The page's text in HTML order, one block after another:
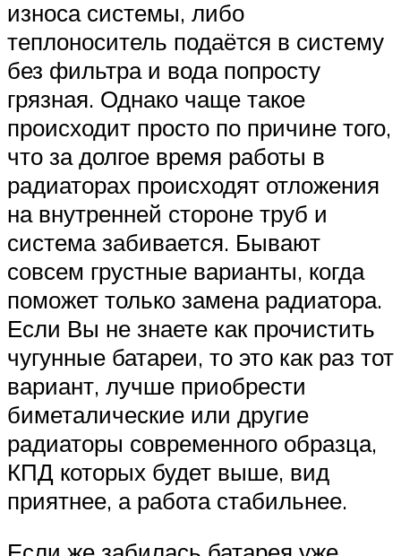
износа системы, либо
теплоноситель подаётся в систему
без фильтра и вода попросту
грязная. Однако чаще такое
происходит просто по причине того,
что за долгое время работы в
радиаторах происходят отложения
на внутренней стороне труб и
система забивается. Бывают
совсем грустные варианты, когда
поможет только замена радиатора.
Если Вы не знаете как прочистить
чугунные батареи, то это как раз тот
вариант, лучше приобрести
биметалические или другие
радиаторы современного образца,
КПД которых будет выше, вид
приятнее, а работа стабильнее.